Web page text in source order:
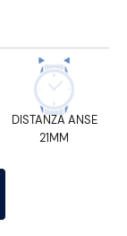
DISTANZA ANSE
21MM